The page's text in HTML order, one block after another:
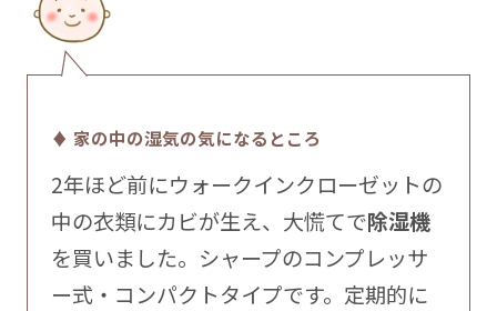
♦ 家の中の湿気の気になるところ
2年ほど前にウォークインクローゼットの
中の衣類にカビが生え、大慌てで除湿機
を買いました。シャープのコンプレッサ
ー式・コンパクトタイプです。定期的に